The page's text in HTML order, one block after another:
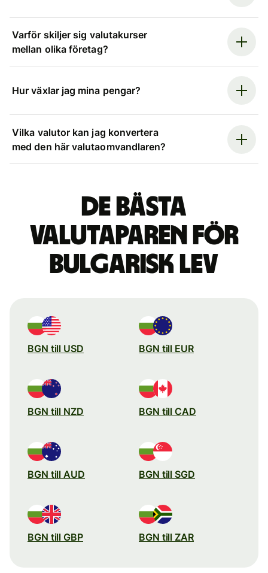
Varför skiljer sig valutakurser
mellan olika företag?
Hur växlar jag mina pengar?
Vilka valutor kan jag konvertera
med den här valutaomvandlaren?
De bästa
valutaparen för
bulgarisk lev
BGN till USD BGN till EUR
BGN till NZD BGN till CAD
BGN till AUD BGN till SGD
BGN till GBP BGN till ZAR